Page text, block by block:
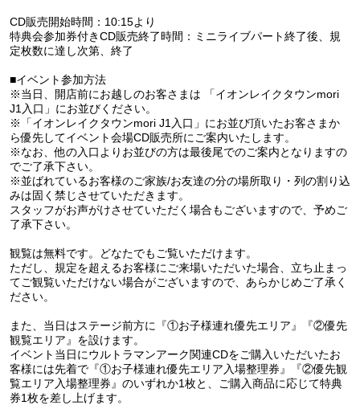
CD販売開始時間：10:15より
特典会参加券付きCD販売終了時間：ミニライブパート終了後、規
定枚数に達し次第、終了
■イベント参加方法
※当日、開店前にお越しのお客さまは 「イオンレイクタウンmori
J1入口」にお並びください。
※「イオンレイクタウンmori J1入口」にお並び頂いたお客さまか
ら優先してイベント会場CD販売所にご案内いたします。
※なお、他の入口よりお並びの方は最後尾でのご案内となりますの
でご了承下さい。
※並ばれているお客様のご家族/お友達の分の場所取り・列の割り込
みは固く禁じさせていただきます。
スタッフがお声がけさせていただく場合もございますので、予めご
了承下さい。
観覧は無料です。どなたでもご覧いただけます。
ただし、規定を超えるお客様にご来場いただいた場合、立ち止まっ
てご観覧いただけない場合がございますので、あらかじめご了承く
ださい。
また、当日はステージ前方に『①お子様連れ優先エリア』『②優先
観覧エリア』を設けます。
イベント当日にウルトラマンアーク関連CDをご購入いただいたお
客様には先着で『①お子様連れ優先エリア入場整理券』『②優先観
覧エリア入場整理券』のいずれか1枚と、ご購入商品に応じて特典
券1枚を差し上げます。